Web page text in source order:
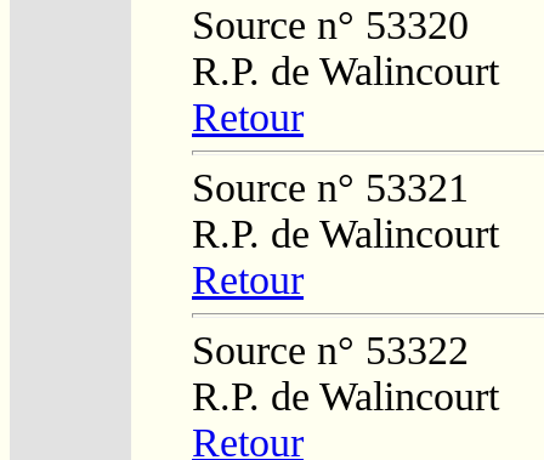
Source n° 53320
R.P. de Walincourt
Retour
Source n° 53321
R.P. de Walincourt
Retour
Source n° 53322
R.P. de Walincourt
Retour